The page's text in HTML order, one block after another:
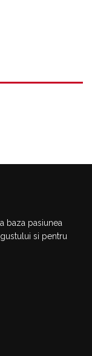
baza pasiunea
si pentru